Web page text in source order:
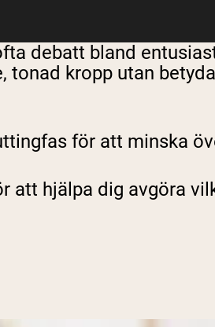
debatt bland
tonad kropp utan
för att minska
att hjälpa dig avgöra